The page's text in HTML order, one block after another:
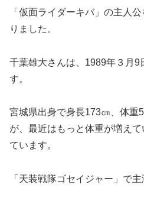
「仮面ライダーキバ」の主人
りました。
千葉雄大さんは、1989年３月9
す。
宮城県出身で身長173㎝、体重
が、最近はもっと体重が増え
ています。
「天装戦隊ゴセイジャー」で主